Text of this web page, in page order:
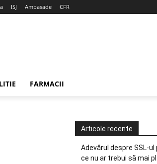
ISJ Ambasade CFR
FARMACII
Articole recente
Adevărul despre SSL-
ce nu ar trebui să mai